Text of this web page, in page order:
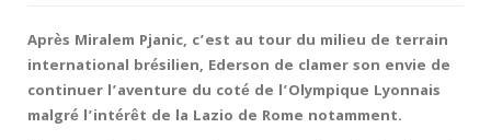
Après Miralem Pjanic, c’est au tour du milieu de terrain
international brésilien, Ederson de clamer son envie de
continuer l’aventure du coté de l’Olympique Lyonnais
malgré l’intérêt de la Lazio de Rome notamment.